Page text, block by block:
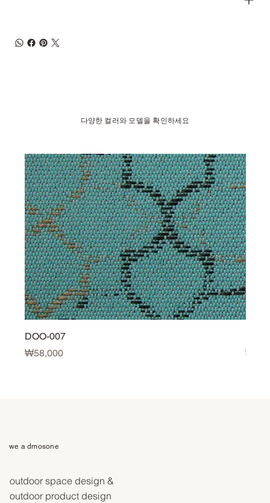
다양한 컬러와 모델을 확인하세요
DOO-007
価格
₩58,000
価格
we a dmosone
outdoor space design &
outdoor product design